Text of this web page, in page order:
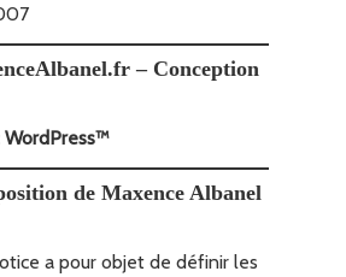
– Conception
WordPress™
de Maxence Albanel
a pour objet de définir les